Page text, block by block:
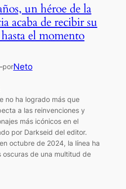
un héroe de la
acaba de recibir su
el momento
porNeto
no ha logrado más que
a las reinvenciones y
más icónicos en el
por Darkseid del editor.
octubre de 2024, la línea ha
oscuras de una multitud de